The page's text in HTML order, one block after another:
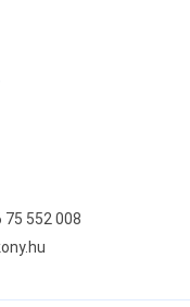
75 552 008